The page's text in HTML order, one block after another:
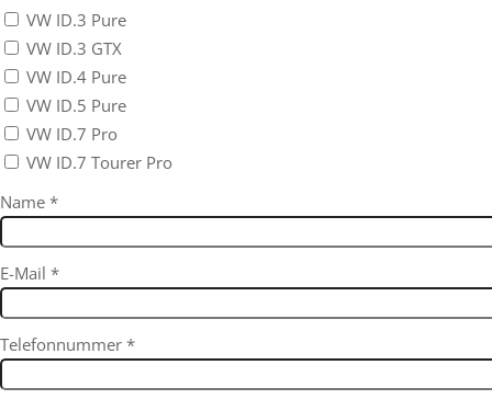
VW ID.3 Pure
VW ID.3 GTX
VW ID.4 Pure
VW ID.5 Pure
VW ID.7 Pro
VW ID.7 Tourer Pro
Name *
E-Mail *
Telefonnummer *